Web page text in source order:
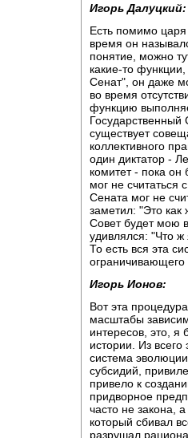
Игорь Далуцкий:
Есть помимо царя
время он
понятие, можно
какие-то
Сенат", он даже
во время
функцию
Государственный
существует
коллективного
один диктатор -
комитет - пока
мог не
Сената мог не
заметил: "Это как
Совет будет мою
удивлялся: "Что ж
То есть вся эта
ограничивающего
Игорь Ионов:
Вот эта
масштабы
интересов, это, я
истории. Из
система
субсидий,
привело к
придворное
часто не закона,
который сбивал
разрушал